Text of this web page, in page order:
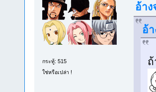
กระทู้: 515
ใช่หรือเปล่า !
อ้าง
อ้